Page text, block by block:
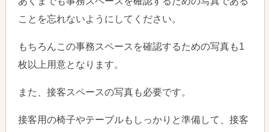
ことを忘れないようにしてください。
もちろんこの事務スペースを確認するための写真も1
枚以上用意となります。
また、接客スペースの写真も必要です。
接客用の椅子やテーブルもしっかりと準備して、接客